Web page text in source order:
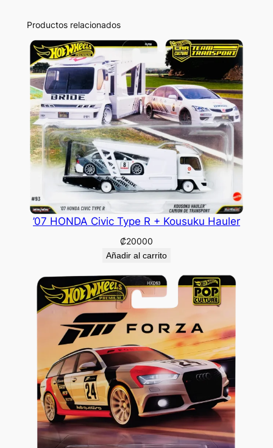
Productos relacionados
’07 HONDA Civic Type R + Kousuku Hauler
₡20000
Añadir al carrito